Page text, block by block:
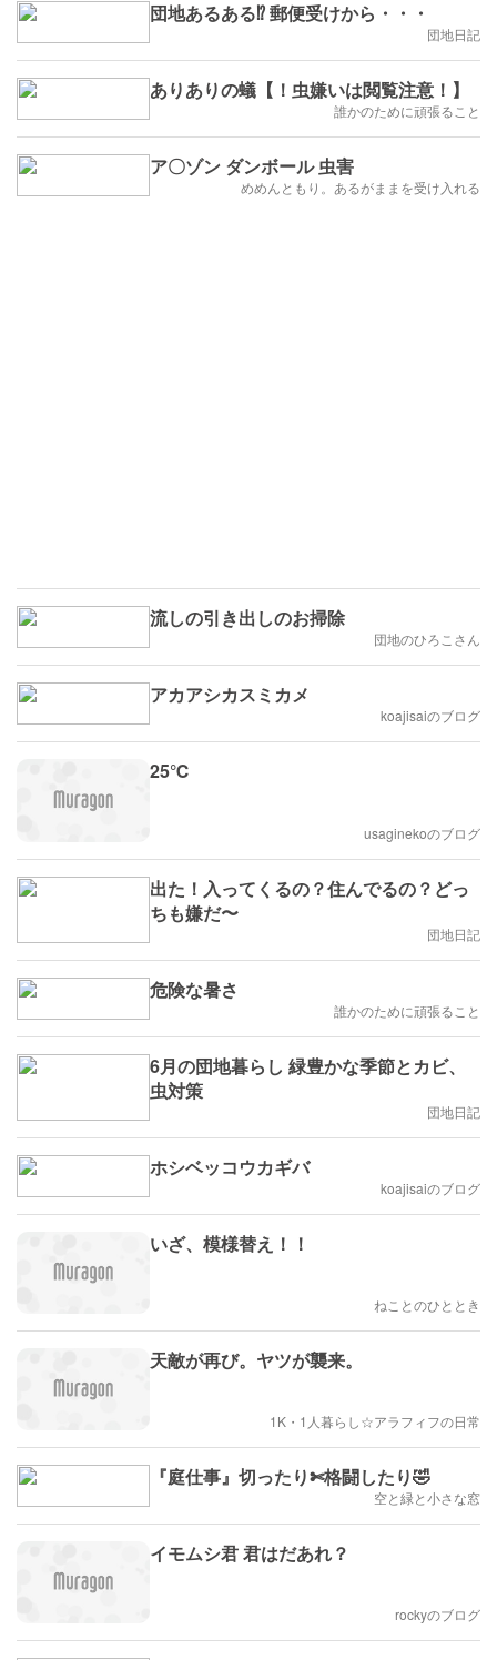
団地あるある⁉︎ 郵便受けから・・・
団地日記
ありありの蟻【！虫嫌いは閲覧注意！】
誰かのために頑張ること
ア〇ゾン ダンボール 虫害
めめんともり。あるがままを受け入れる
流しの引き出しのお掃除
団地のひろこさん
アカアシカスミカメ
koajisaiのブログ
25℃
usaginekoのブログ
出た！入ってくるの？住んでるの？どっ
ちも嫌だ〜
団地日記
危険な暑さ
誰かのために頑張ること
6月の団地暮らし 緑豊かな季節とカビ、
虫対策
団地日記
ホシベッコウカギバ
koajisaiのブログ
いざ、模様替え！！
ねことのひととき
天敵が再び。ヤツが襲来。
1K・1人暮らし☆アラフィフの日常
『庭仕事』切ったり✄格闘したり🤣
空と緑と小さな窓
イモムシ君 君はだあれ？
rockyのブログ